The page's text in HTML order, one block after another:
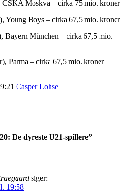
CSKA Moskva – cirka 75 mio. kroner
Young Boys – cirka 67,5 mio. kroner
Bayern München – cirka 67,5 mio.
Parma – cirka 67,5 mio. kroner
Casper Lohse
De dyreste U21-spillere”
siger:
19:58